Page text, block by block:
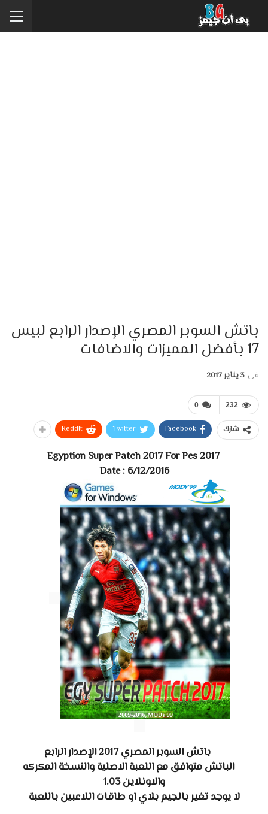
باتش السوبر المصري الإصدار الرابع لبيس
17 بأفضل المميزات والاضافات
في 3 يناير 2017
0 232
شارك Facebook
Twitter
ReddIt
Egyption Super Patch 2017 For Pes 2017
Date : 6/12/2016
باتش السوبر المصري 2017 الإصدار الرابع
الباتش متوافق مع اللعبة الاصلية والنسخة المكركه
والاونلاين 1.03
لا يوجد تغير بالجيم بلاي او طاقات اللاعبين باللعبة